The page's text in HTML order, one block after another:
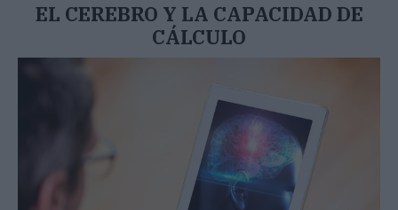
EL CEREBRO Y LA CAPACIDAD DE
CÁLCULO